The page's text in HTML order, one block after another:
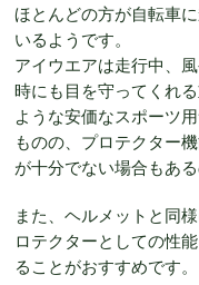
ほとんどの方が自転車
いるようです。
アイウエアは走行中、
時にも目を守ってくれ
ような安価なスポーツ
ものの、プロテクター
が十分でない場合もあ
また、ヘルメットと同
ロテクターとしての性
ることがおすすめです。